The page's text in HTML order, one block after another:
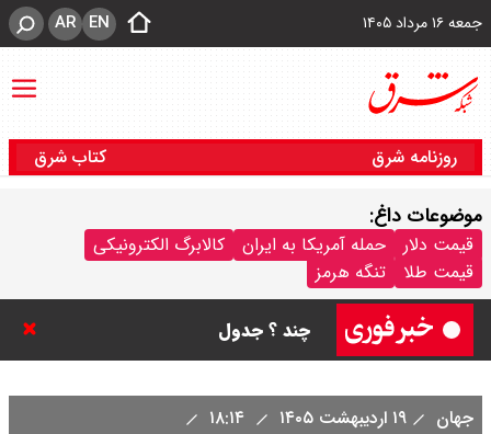
جمعه ۱۶ مرداد ۱۴۰۵ EN
AR
روزنامه شرق کتاب شرق
موضوعات داغ:
قیمت دلار حمله آمریکا به ایران
کالابرگ الکترونیکی
قیمت طلا
تنگه هرمز
چند ؟ جدول
جهان ۱۹ اردیبهشت ۱۴۰۵